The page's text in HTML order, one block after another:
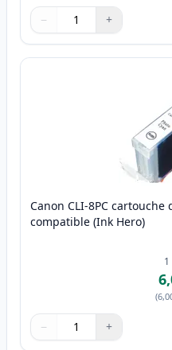
Quantité
Utilisez les boutons pour
− +
Quantité
Canon CLI-8PC
compatible (Ink Hero)
1
(
Quantité
Utilisez les boutons pour
− +
Quantité